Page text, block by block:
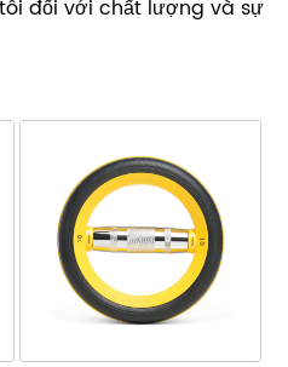
đối với chất lượng và sự